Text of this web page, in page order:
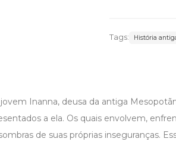
Tags: História
Inanna, deusa da antiga
a ela. Os quais envolvem,
de suas próprias inseguranças.